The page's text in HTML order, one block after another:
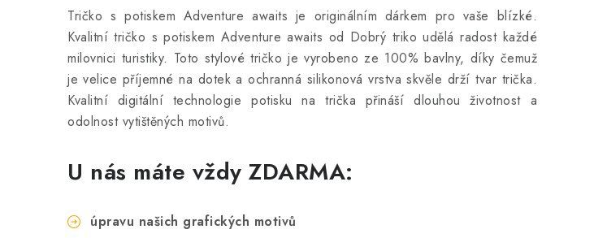
Tričko s potiskem Adventure awaits je originálním dárkem pro vaše blízké.
Kvalitní tričko s potiskem Adventure awaits od Dobrý triko udělá radost každé
milovnici turistiky. Toto stylové tričko je vyrobeno ze 100% bavlny, díky čemuž
je velice příjemné na dotek a ochranná silikonová vrstva skvěle drží tvar trička.
Kvalitní digitální technologie potisku na trička přináší dlouhou životnost a
odolnost vytištěných motivů.
U nás máte vždy ZDARMA:
úpravu našich grafických motivů